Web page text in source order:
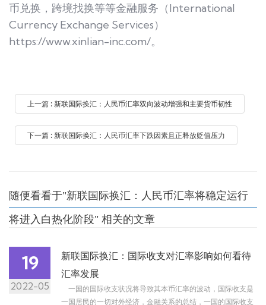
币兑换，跨境找换等等金融服务（International
Currency Exchange Services）
https://www.xinlian-inc.com/。
上一篇 : 新联国际换汇：人民币汇率双向波动增强和主要货币韧性
下一篇 : 新联国际换汇：人民币汇率下跌因素且正释放贬值压力
随便看看于"新联国际换汇：人民币汇率将稳定运行
将进入白热化阶段" 相关的文章
19
2022-05
新联国际换汇：国际收支对汇率影响如何看待
汇率发展
一国的国际收支状况将导致其本币汇率的波动，国际收支是
一国居民的一切对外经济，金融关系的总结，一国的国际收支